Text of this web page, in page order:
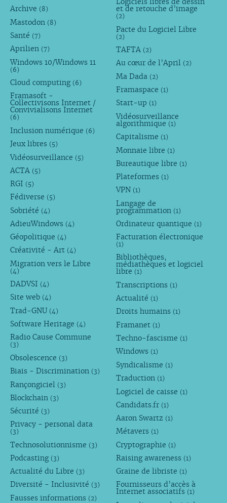
Archive (8)
Mastodon (8)
Santé (7)
Aprilien (7)
Windows 10/Windows 11
(6)
Cloud computing (6)
Framasoft -
Collectivisons Internet /
Convivialisons Internet
(6)
Inclusion numérique (6)
Jeux libres (5)
Vidéosurveillance (5)
ACTA (5)
RGI (5)
Fédiverse (5)
Sobriété (4)
AdieuWindows (4)
Géopolitique (4)
Créativité - Art (4)
Migration vers le Libre
(4)
DADVSI (4)
Site web (4)
Trad-GNU (4)
Software Heritage (4)
Radio Cause Commune
(3)
Obsolescence (3)
Biais - Discrimination (3)
Rançongiciel (3)
Blockchain (3)
Sécurité (3)
Privacy - personal data
(3)
Technosolutionnisme (3)
Podcasting (3)
Actualité du Libre (3)
Diversité - Inclusivité (3)
Fausses informations (2)
Logiciels libres de dessin
et de retouche d’image
(2)
Pacte du Logiciel Libre
(2)
TAFTA (2)
Au cœur de l’April (2)
Ma Dada (2)
Framaspace (1)
Start-up (1)
Vidéosurveillance
algorithmique (1)
Capitalisme (1)
Monnaie libre (1)
Bureautique libre (1)
Plateformes (1)
VPN (1)
Langage de
programmation (1)
Ordinateur quantique (1)
Facturation électronique
(1)
Bibliothèques,
médiathèques et logiciel
libre (1)
Transcriptions (1)
Actualité (1)
Droits humains (1)
Framanet (1)
Techno-fascisme (1)
Windows (1)
Syndicalisme (1)
Traduction (1)
Logiciel de caisse (1)
Candidats.fr (1)
Aaron Swartz (1)
Métavers (1)
Cryptographie (1)
Raising awareness (1)
Graine de libriste (1)
Fournisseurs d’accès à
Internet associatifs (1)